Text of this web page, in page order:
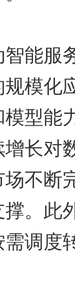
服
模化
型能
长对
不断
。此
调度